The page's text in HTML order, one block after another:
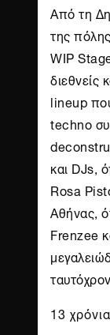
Από τη
της
WIP
διεθνείς
lineup
techno
και DJs,
Rosa
Αθήνας,
Frenzee
13 χρόνια